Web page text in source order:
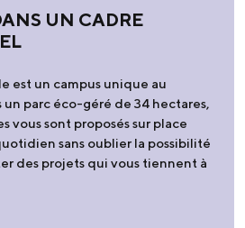
UN CADRE
est un campus unique au
un parc éco-géré de 34 hectares,
vous sont proposés sur place
sans oublier la possibilité
des projets qui vous tiennent à